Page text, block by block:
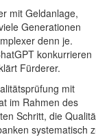
mit Geldanlage,
Generationen
denn je.
konkurrieren
Fürderer.
mit
im Rahmen des
Schritt, die
systematisch